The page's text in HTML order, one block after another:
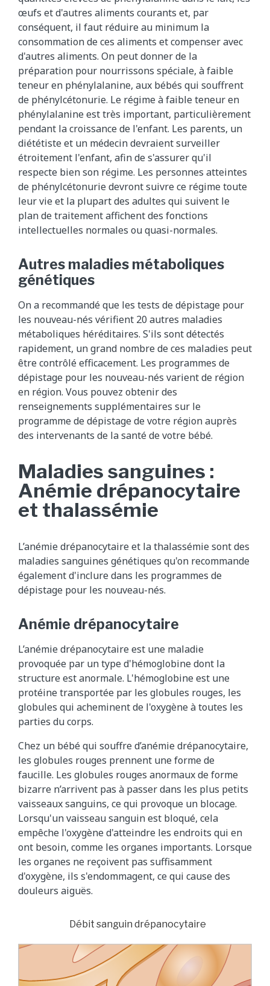
œufs et d'autres aliments courants et, par
conséquent, il faut réduire au minimum la
consommation de ces aliments et compenser avec
d'autres aliments. On peut donner de la
préparation pour nourrissons spéciale, à faible
teneur en phénylalanine, aux bébés qui souffrent
de phénylcétonurie. Le régime à faible teneur en
phénylalanine est très important, particulièrement
pendant la croissance de l'enfant. Les parents, un
diététiste et un médecin devraient surveiller
étroitement l'enfant, afin de s'assurer qu'il
respecte bien son régime. Les personnes atteintes
de phénylcétonurie devront suivre ce régime toute
leur vie et la plupart des adultes qui suivent le
plan de traitement affichent des fonctions
intellectuelles normales ou quasi-normales.
Autres maladies métaboliques
génétiques
On a recommandé que les tests de dépistage pour
les nouveau-nés vérifient 20 autres maladies
métaboliques héréditaires. S'ils sont détectés
rapidement, un grand nombre de ces maladies peut
être contrôlé efficacement. Les programmes de
dépistage pour les nouveau-nés varient de région
en région. Vous pouvez obtenir des
renseignements supplémentaires sur le
programme de dépistage de votre région auprès
des intervenants de la santé de votre bébé.
Maladies sanguines :
Anémie drépanocytaire
et thalassémie
L’anémie drépanocytaire et la thalassémie sont des
maladies sanguines génétiques qu'on recommande
également d'inclure dans les programmes de
dépistage pour les nouveau-nés.
Anémie drépanocytaire
L’anémie drépanocytaire est une maladie
provoquée par un type d'hémoglobine dont la
structure est anormale. L'hémoglobine est une
protéine transportée par les globules rouges, les
globules qui acheminent de l'oxygène à toutes les
parties du corps.
Chez un bébé qui souffre d’anémie drépanocytaire,
les globules rouges prennent une forme de
faucille. Les globules rouges anormaux de forme
bizarre n’arrivent pas à passer dans les plus petits
vaisseaux sanguins, ce qui provoque un blocage.
Lorsqu'un vaisseau sanguin est bloqué, cela
empêche l'oxygène d'atteindre les endroits qui en
ont besoin, comme les organes importants. Lorsque
les organes ne reçoivent pas suffisamment
d'oxygène, ils s'endommagent, ce qui cause des
douleurs aiguës.
Débit sanguin drépanocytaire